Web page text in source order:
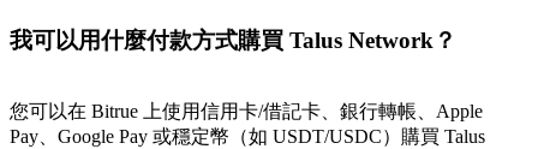
我可以用什麼付款方式購買 Talus Network？
您可以在 Bitrue 上使用信用卡/借記卡、銀行轉帳、Apple
Pay、Google Pay 或穩定幣（如 USDT/USDC）購買 Talus